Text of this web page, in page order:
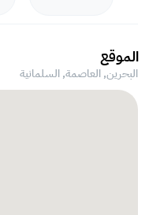
الموقع
البحرين, العاصمة,السلمانية